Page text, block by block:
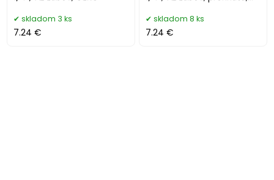
skladom 3 ks
7.24 €
skladom 8 ks
7.24 €